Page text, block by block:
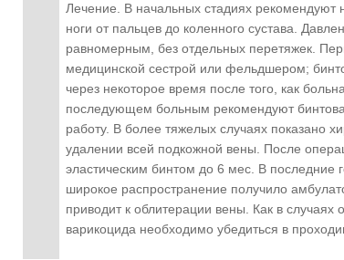
Лечение. В начальных стадиях рекомендуют
ноги от пальцев до коленного сустава.
равномерным, без отдельных перетяжек.
медицинской сестрой или фельдшером;
через некоторое время после того, как
последующем больным рекомендуют
работу. В более тяжелых случаях показано
удалении всей подкожной вены. После
эластическим бинтом до 6 мес. В
широкое распространение получило
приводит к облитерации вены. Как в случаях
варикоцида необходимо убедиться в